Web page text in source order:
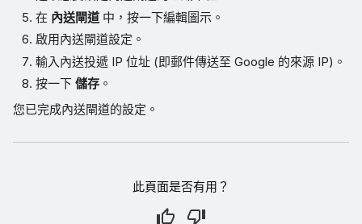
在 內送閘道 中，按一下編輯圖示。
啟用內送閘道設定。
輸入內送投遞 IP 位址 (即郵件傳送至 Google 的來源 IP)。
按一下儲存 。
您已完成內送閘道的設定。
此頁面是否有用？